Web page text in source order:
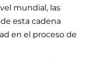
mundial, las
esta cadena
en el proceso de